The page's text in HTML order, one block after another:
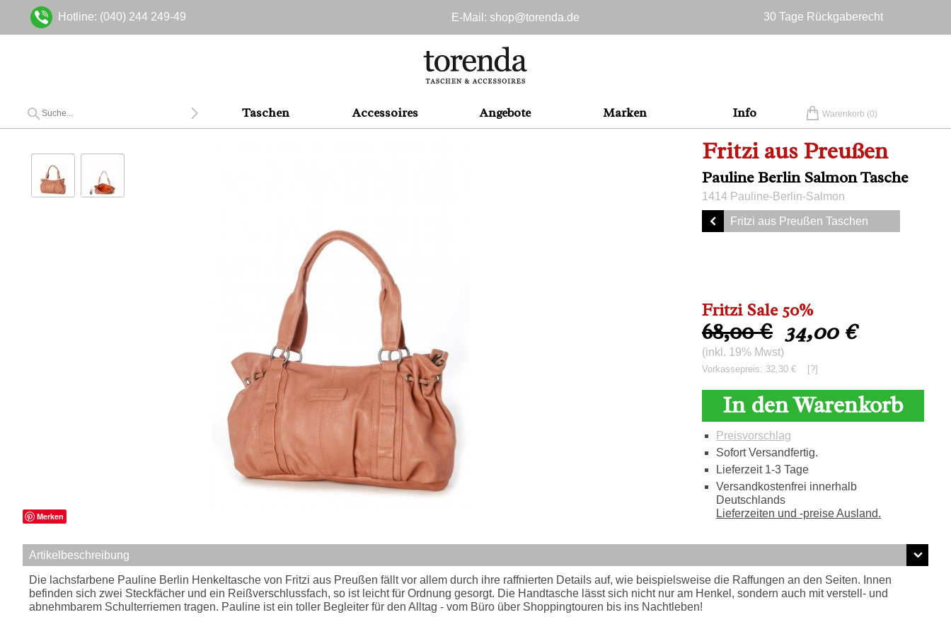
Hotline: (040) 244 249-49 E-Mail: shop@torenda.de
30 Tage Rückgaberecht
Taschen Accessoires Angebote Marken Info Warenkorb (0)
Fritzi aus Preußen
Pauline Berlin Salmon Tasche
1414 Pauline-Berlin-Salmon
Fritzi aus Preußen Taschen
Merken
Fritzi Sale 50%
68,00 € 34,00 €
(inkl. 19% Mwst)
Vorkassepreis: 32,30 € [?]
In den Warenkorb
Preisvorschlag
Sofort Versandfertig.
Lieferzeit 1-3 Tage
Versandkostenfrei innerhalb
Deutschlands
Lieferzeiten und -preise Ausland.
Artikelbeschreibung
Die lachsfarbene Pauline Berlin Henkeltasche von Fritzi aus Preußen fällt vor allem durch ihre raffnierten Details auf, wie beispielsweise die Raffungen an den Seiten. Innen
befinden sich zwei Steckfächer und ein Reißverschlussfach, so ist leicht für Ordnung gesorgt. Die Handtasche lässt sich nicht nur am Henkel, sondern auch mit verstell- und
abnehmbarem Schulterriemen tragen. Pauline ist ein toller Begleiter für den Alltag - vom Büro über Shoppingtouren bis ins Nachtleben!